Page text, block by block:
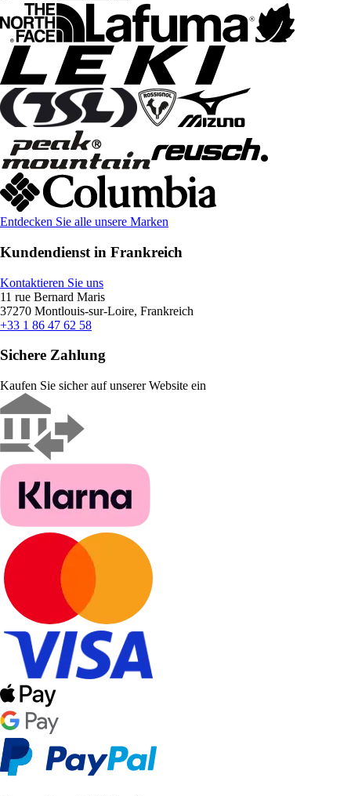
Entdecken Sie alle unsere Marken
Kundendienst in Frankreich
Kontaktieren Sie uns
11 rue Bernard Maris
37270 Montlouis-sur-Loire, Frankreich
+33 1 86 47 62 58
Sichere Zahlung
Kaufen Sie sicher auf unserer Website ein